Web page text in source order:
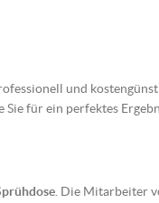
und
für ein perfektes
. Die Mitarbeiter